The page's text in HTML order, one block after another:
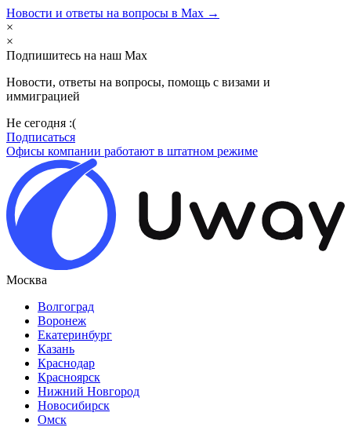
Новости и ответы на вопросы в Max →
×
×
Подпишитесь на наш Max
Новости, ответы на вопросы, помощь с визами и
иммиграцией
Не сегодня :(
Подписаться
Офисы компании работают в штатном режиме
Москва
Волгоград
Воронеж
Екатеринбург
Казань
Краснодар
Красноярск
Нижний Новгород
Новосибирск
Омск